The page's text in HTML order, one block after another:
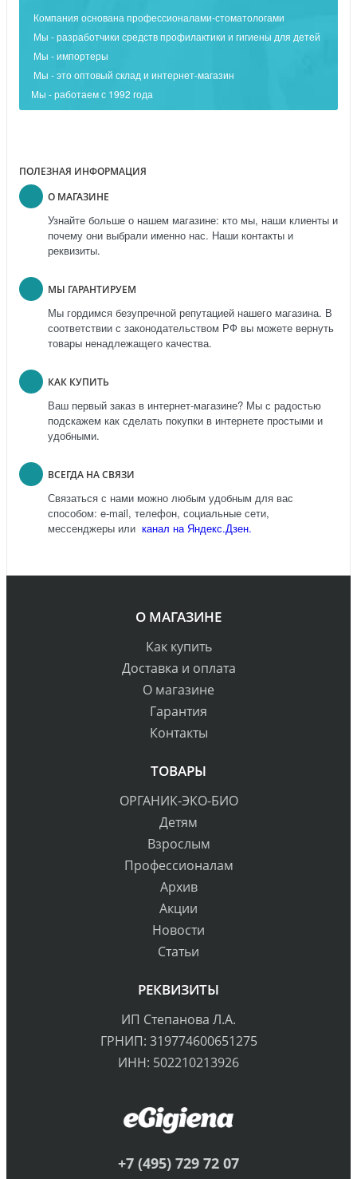
Компания основана профессионалами-стоматологами
Мы - разработчики средств профилактики и гигиены для детей
Мы - импортеры
Мы - это оптовый склад и интернет-магазин
Мы - работаем с 1992 года
ПОЛЕЗНАЯ ИНФОРМАЦИЯ
О МАГАЗИНЕ
Узнайте больше о нашем магазине: кто мы, наши клиенты и
почему они выбрали именно нас. Наши контакты и
реквизиты.
МЫ ГАРАНТИРУЕМ
Мы гордимся безупречной репутацией нашего магазина. В
соответствии с законодательством РФ вы можете вернуть
товары ненадлежащего качества.
КАК КУПИТЬ
Ваш первый заказ в интернет-магазине? Мы с радостью
подскажем как сделать покупки в интернете простыми и
удобными.
ВСЕГДА НА СВЯЗИ
Связаться с нами можно любым удобным для вас
способом: e-mail, телефон, социальные сети,
мессенджеры или канал на Яндекс.Дзен.
О МАГАЗИНЕ
Как купить
Доставка и оплата
О магазине
Гарантия
Контакты
ТОВАРЫ
ОРГАНИК-ЭКО-БИО
Детям
Взрослым
Профессионалам
Архив
Акции
Новости
Статьи
РЕКВИЗИТЫ
ИП Степанова Л.А.
ГРНИП: 319774600651275
ИНН: 502210213926
+7 (495) 729 72 07